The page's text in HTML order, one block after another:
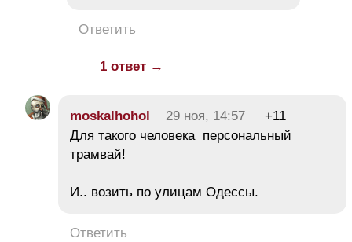
Ответить
1 ответ →
moskalhohol 29 ноя, 14:57
+11
Для такого человека персональный
трамвай!
И.. возить по улицам Одессы.
Ответить